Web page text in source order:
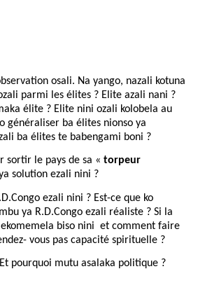
osali. Na yango, nazali kotuna
parmi les élites ? Elite azali nani ?
élite ? Elite nini ozali kolobela au
généraliser ba élites nionso ya
ba élites te babengami boni ?
sortir le pays de sa « torpeur
solution ezali nini ?
ezali nini ? Est-ce que ko
ya R.D.Congo ezali réaliste ? Si la
ekomemela biso nini et comment faire
vous pas capacité spirituelle ?
pourquoi mutu asalaka politique ?